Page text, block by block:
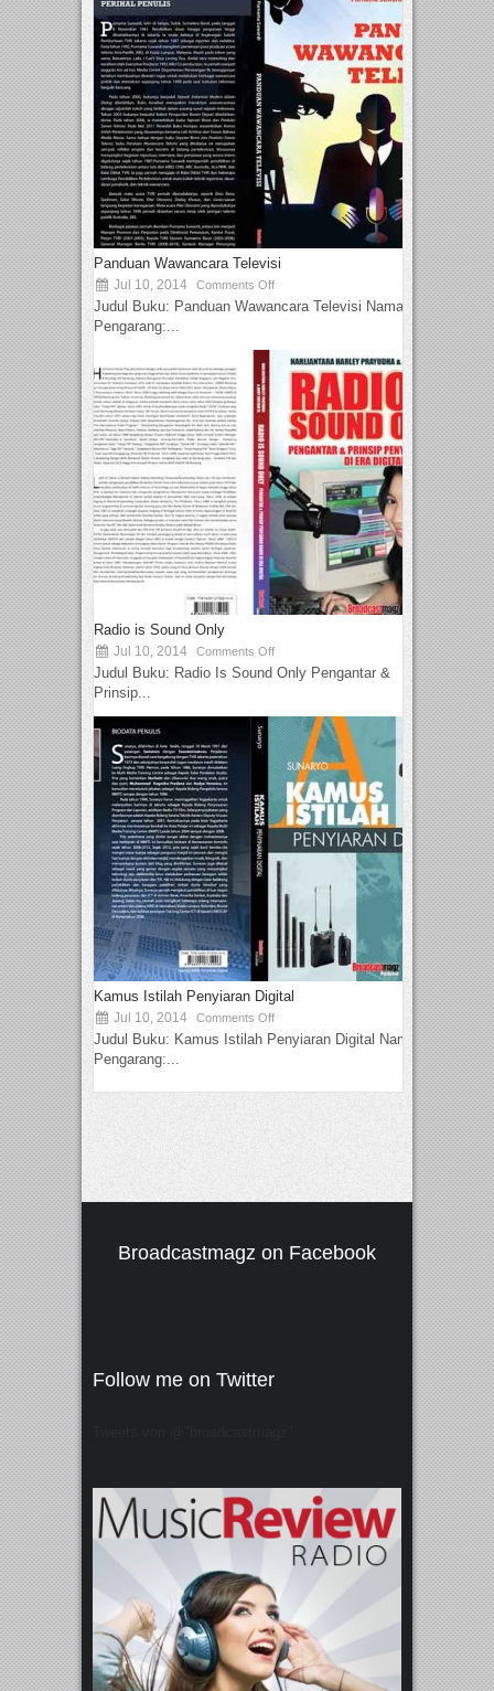
Panduan Wawancara Televisi
Jul 10, 2014 Comments Off
Judul Buku: Panduan Wawancara Televisi Nama
Pengarang:...
Radio is Sound Only
Jul 10, 2014 Comments Off
Judul Buku: Radio Is Sound Only Pengantar &
Prinsip...
Kamus Istilah Penyiaran Digital
Jul 10, 2014 Comments Off
Judul Buku: Kamus Istilah Penyiaran Digital Nama
Pengarang:...
Broadcastmagz on Facebook
Follow me on Twitter